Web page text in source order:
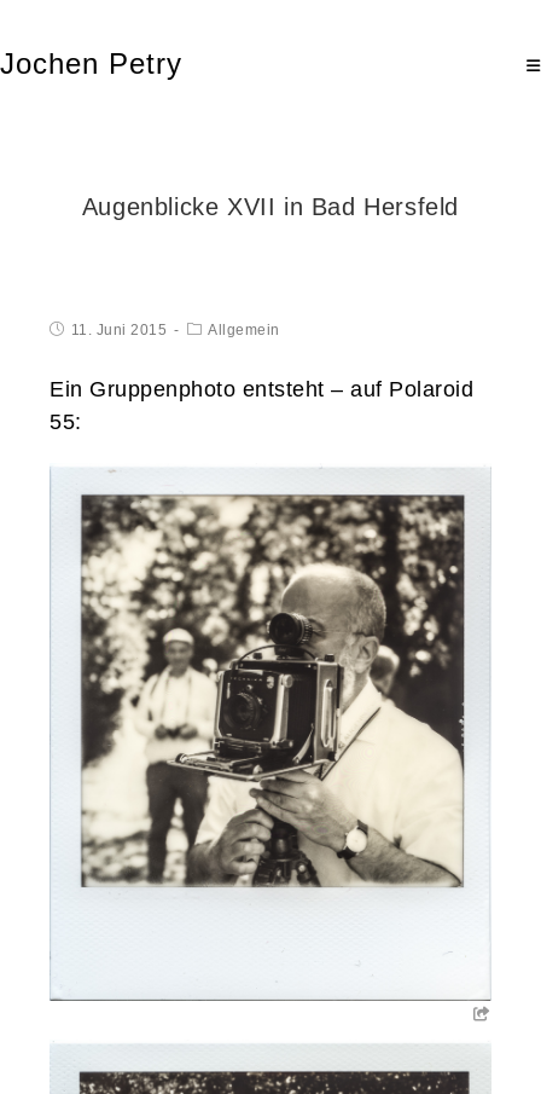
Jochen Petry
Augenblicke XVII in Bad Hersfeld
11. Juni 2015 Allgemein
Ein Gruppenphoto entsteht – auf Polaroid
55: